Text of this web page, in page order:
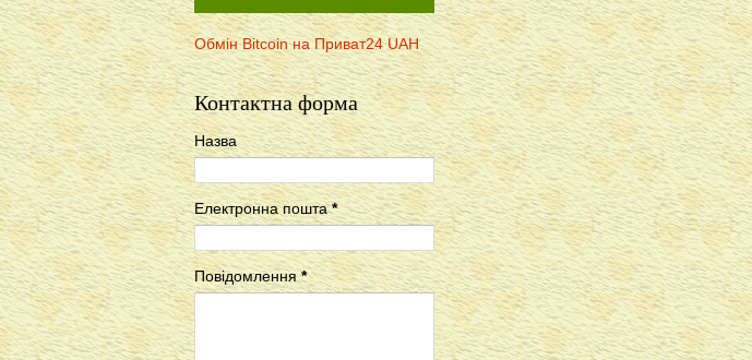
Обмін Bitcoin на Приват24 UAH
Контактна форма
Назва
Електронна пошта*
Повідомлення*